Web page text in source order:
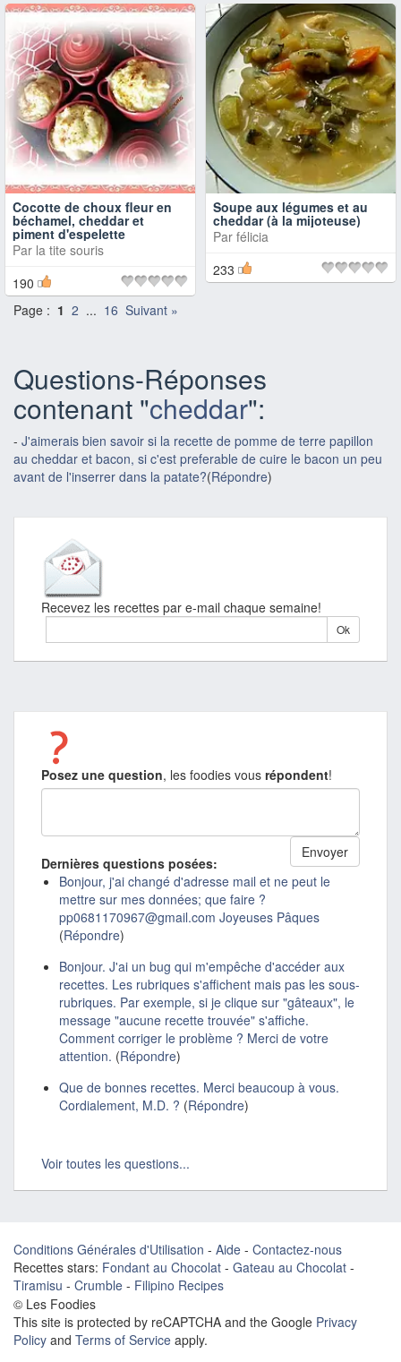
Cocotte de choux fleur en
béchamel, cheddar et
piment d'espelette
Par la tite souris
190
Soupe aux légumes et au
cheddar (à la mijoteuse)
Par félicia
233
Page : 1 2 ... 16 Suivant »
Questions-Réponses
contenant "cheddar":
- J'aimerais bien savoir si la recette de pomme de terre papillon
au cheddar et bacon, si c'est preferable de cuire le bacon un peu
avant de l'inserrer dans la patate?(Répondre)
Recevez les recettes par e-mail chaque semaine!
Posez une question, les foodies vous répondent!
Dernières questions posées:
Bonjour, j'ai changé d'adresse mail et ne peut le
mettre sur mes données; que faire ?
pp0681170967@gmail.com Joyeuses Pâques
(Répondre)
Bonjour. J'ai un bug qui m'empêche d'accéder aux
recettes. Les rubriques s'affichent mais pas les sous-
rubriques. Par exemple, si je clique sur "gâteaux", le
message "aucune recette trouvée" s'affiche.
Comment corriger le problème ? Merci de votre
attention. (Répondre)
Que de bonnes recettes. Merci beaucoup à vous.
Cordialement, M.D. ? (Répondre)
Voir toutes les questions...
Conditions Générales d'Utilisation - Aide - Contactez-nous
Recettes stars: Fondant au Chocolat - Gateau au Chocolat -
Tiramisu - Crumble - Filipino Recipes
© Les Foodies
This site is protected by reCAPTCHA and the Google Privacy
Policy and Terms of Service apply.